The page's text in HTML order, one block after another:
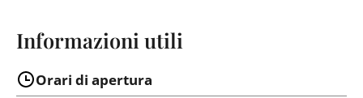
Informazioni utili
Orari di apertura